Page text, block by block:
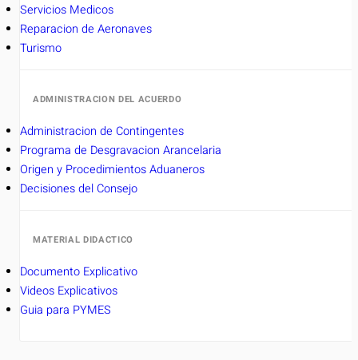
Servicios Medicos
Reparacion de Aeronaves
Turismo
ADMINISTRACION DEL ACUERDO
Administracion de Contingentes
Programa de Desgravacion Arancelaria
Origen y Procedimientos Aduaneros
Decisiones del Consejo
MATERIAL DIDACTICO
Documento Explicativo
Videos Explicativos
Guia para PYMES